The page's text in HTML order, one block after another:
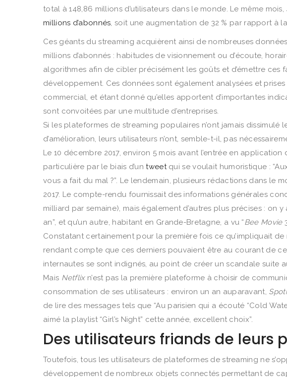
total à 148,86 millions d’utilisateurs dans le monde. Le même mois,
millions d’abonnés, soit une augmentation de 32 % par rapport à
Ces géants du streaming acquièrent ainsi de nombreuses
millions d’abonnés : habitudes de visionnement ou d’écoute,
algorithmes afin de cibler précisément les goûts et d’émettre
développement. Ces données sont également analysées et
commercial, et étant donné qu’elles apportent d’importantes
sont convoitées par une multitude d’entreprises.
Si les plateformes de streaming populaires n’ont jamais
d’amélioration, leurs utilisateurs n’ont, semble-t-il, pas
Le 10 décembre 2017, environ 5 mois avant l’entrée en application
particulière par le biais d’untweetqui se voulait humoristique :
vous a fait du mal ?”. Le lendemain, plusieurs rédactions dans le
2017. Le compte-rendu fournissait des informations générales
milliard par semaine), mais également d’autres plus précises : on
an”, et qu’un autre, habitant en Grande-Bretagne, a vu “Bee Movie
Constatant certainement pour la première fois ce qu’impliquait
rendant compte que ces derniers pouvaient être au courant de
internautes se sont indignés, au point de créer un scandale suite
Mais Netflixn’est pas la première plateforme à choisir de
consommation de ses utilisateurs : environ un an auparavant,
de lire des messages tels que “Au parisien qui a écouté “Cold
aimé la playlist “Girl’s Night” cette année, excellent choix”.
Des utilisateurs friands de leurs
Toutefois, tous les utilisateurs de plateformes de streaming ne
développement de nombreux objets connectés permettant de